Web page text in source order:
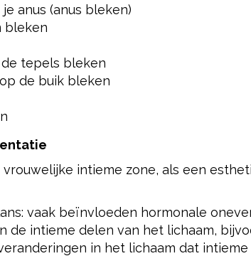
anus (anus bleken)
bleken
tepels bleken
de buik bleken
vrouwelijke intieme zone, als een
vaak beïnvloeden hormonale
de intieme delen van het lichaam,
in het lichaam dat